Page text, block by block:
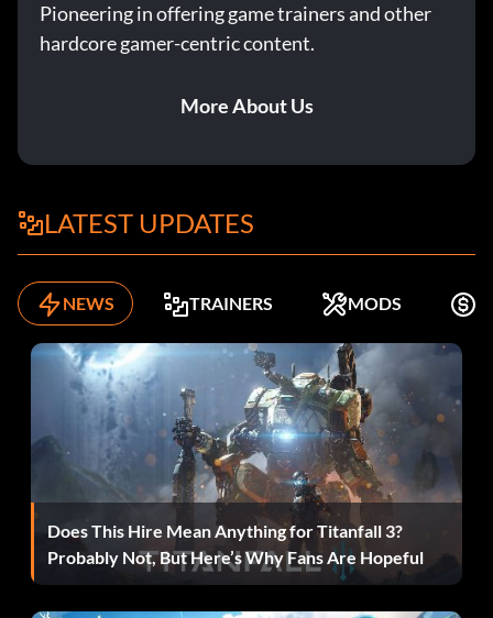
Pioneering in offering game trainers and other
hardcore gamer-centric content.
More About Us
LATEST UPDATES
NEWS TRAINERS MODS
Does This Hire Mean Anything for Titanfall 3?
Probably Not, But Here’s Why Fans Are Hopeful